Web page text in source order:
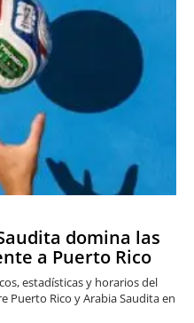
domina las
a Puerto Rico
estadísticas y horarios del
Rico y Arabia Saudita en